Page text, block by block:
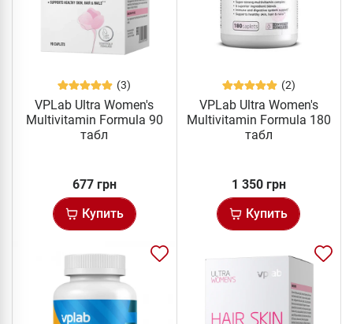
(3)
VPLab Ultra Women's
Multivitamin Formula 90
табл
677 грн
Купить
(2)
VPLab Ultra Women's
Multivitamin Formula 180
табл
1 350 грн
Купить